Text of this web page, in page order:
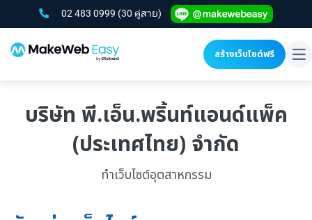
02 483 0999 (30 คู่สาย)
สร้างเว็บไซต์ฟรี
บริษัท พี.เอ็น.พริ้นท์แอนด์แพ็ค
(ประเทศไทย) จำกัด
ทำเว็บไซต์อุตสาหกรรม